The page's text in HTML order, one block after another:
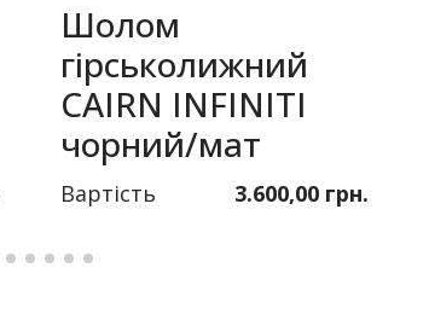
Шолом
гірськолижний
CAIRN INFINITI
чорний/мат
Вартість 3.600,00 грн.